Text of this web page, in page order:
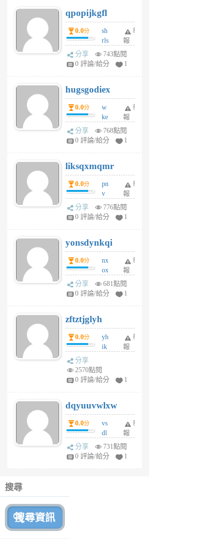
6
個
月
前
qpopijkgfl
0.0分
sh
rls
k
m
6
個
月
前
舉
報
分享
743點閱
0 評論/給分
1
hugsgodiex
0.0分
w
ke
rv
pj
6
個
月
前
舉
報
分享
768點閱
0 評論/給分
1
liksqxmqmr
0.0分
pn
v
wt
sv
6
個
月
前
舉
報
分享
776點閱
0 評論/給分
1
yonsdynkqi
0.0分
nx
ox
rh
pe
月
前
舉
報
分享
681點閱
0 評論/給分
1
zftztjglyh
0.0分
yh
ik
tu
6
個
月
前
舉
報
分享
2570點閱
0 評論/給分
1
dqyuuvwlxw
0.0分
vs
dl
sq
fy
舉
報
分享
731點閱
0 評論/給分
1
搜尋